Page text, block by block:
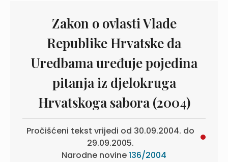
Zakon o ovlasti Vlade
Republike Hrvatske da
Uredbama uređuje pojedina
pitanja iz djelokruga
Hrvatskoga sabora (2004)
Pročišćeni tekst vrijedi od 30.09.2004. do
29.09.2005.
Narodne novine136/2004